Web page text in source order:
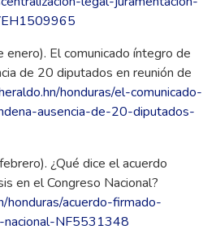
El comunicado íntegro de
de 20 diputados en reunión de
honduras/el-comunicado-
ausencia-de-20-diputados-
¿Qué dice el acuerdo
en el Congreso Nacional?
acuerdo-firmado-
nacional-NF5531348